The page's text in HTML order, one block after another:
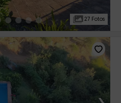
27 Fotos